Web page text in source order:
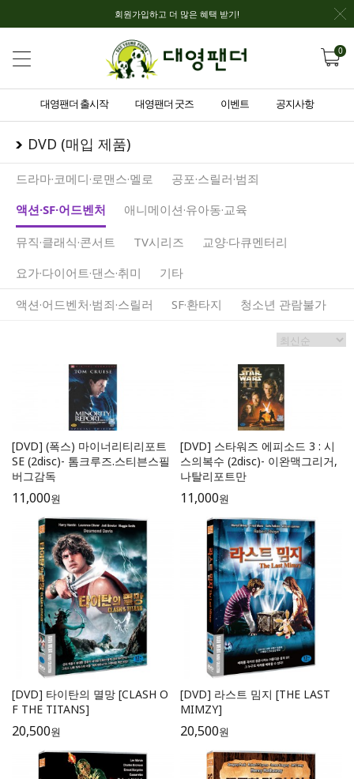
회원가입하고 더 많은 혜택 받기!
0
대영팬더 출시작 대영팬더 굿즈 이벤트 공지사항
DVD (매입 제품)
드라마·코메디·로맨스·멜로
공포·스릴러·범죄
액션·SF·어드벤처
애니메이션·유아동·교육
뮤직·클래식·콘서트 TV시리즈
교양·다큐멘터리
요가·다이어트·댄스·취미
기타
액션·어드벤처·범죄·스릴러
SF·환타지 청소년 관람불가
[DVD] (폭스) 마이너리티리포트
SE (2disc)- 톰크루즈.스티븐스필
버그감독
11,000원
[DVD] 스타워즈 에피소드 3 : 시
스의복수 (2disc)- 이완맥그리거,
나탈리포트만
11,000원
[DVD] 타이탄의 멸망 [CLASH O
F THE TITANS]
20,500원
[DVD] 라스트 밈지 [THE LAST
MIMZY]
20,500원